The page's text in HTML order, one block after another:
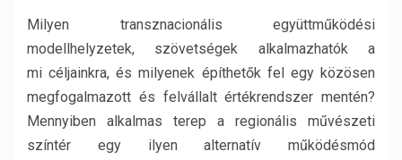
Milyen transznacionális együttműködési
modellhelyzetek, szövetségek alkalmazhatók a
mi céljainkra, és milyenek építhetők fel egy közösen
megfogalmazott és felvállalt értékrendszer mentén?
Mennyiben alkalmas terep a regionális művészeti
színtér egy ilyen alternatív működésmód